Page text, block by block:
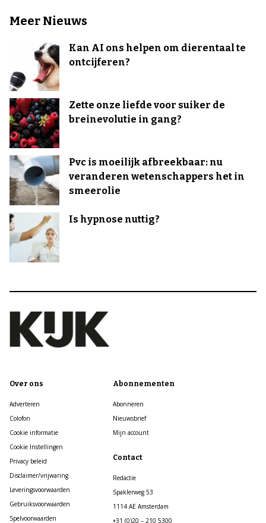
Meer Nieuws
Kan AI ons helpen om dierentaal te
ontcijferen?
Zette onze liefde voor suiker de
breinevolutie in gang?
Pvc is moeilijk afbreekbaar: nu
veranderen wetenschappers het in
smeerolie
Is hypnose nuttig?
Over ons
Adverteren
Colofon
Cookie informatie
Cookie Instellingen
Privacy beleid
Disclaimer/vrijwaring
Leveringsvoorwaarden
Gebruiksvoorwaarden
Spelvoorwaarden
Abonnementen
Abonneren
Nieuwsbrief
Mijn account
Contact
Redactie
Spaklerweg 53
1114 AE Amsterdam
+31 (0)20 – 210 5300